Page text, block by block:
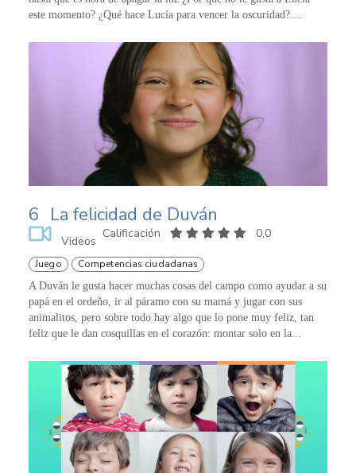
este momento? ¿Qué hace Lucía para vencer la oscuridad?....
6 La felicidad de Duván
Videos
Calificación 0,0
Juego Competencias ciudadanas
A Duván le gusta hacer muchas cosas del campo como ayudar a su
papá en el ordeño, ir al páramo con su mamá y jugar con sus
animalitos, pero sobre todo hay algo que lo pone muy feliz, tan
feliz que le dan cosquillas en el corazón: montar solo en la...